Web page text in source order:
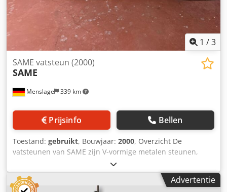
1 /3
Menslage 339 km
SAME vatsteun (2000)
SAME
Prijsinfo Bellen
Toestand: gebruikt, Bouwjaar: 2000, Overzicht De
vatsteunen van SAME zijn V-vormige metalen steunen,
speciaal ontworpen voor wijnkelders, die een stabiele en
veilige positionering van eikenhouten vaten garanderen
tijdens opslag, hantering en reiniging. Dankzij hunAdvertentie